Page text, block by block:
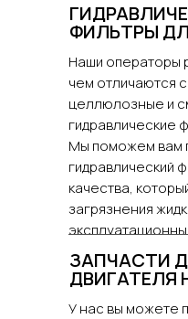
ФИЛЬТРЫ
Наши операторы
чем отличаются
целлюлозные и
гидравлические
Мы поможем вам
гидравлический
качества,
загрязнения
гидравлической
ЗАПЧАСТИ
ДВИГАТЕЛЯ
У нас вы можете